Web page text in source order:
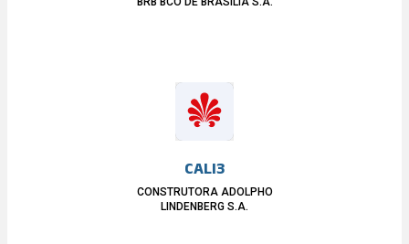
CALI3
CONSTRUTORA ADOLPHO
LINDENBERG S.A.